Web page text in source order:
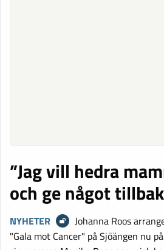
”Jag vill hedra
och ge något
NYHETER
Johanna Roos
"Gala mot Cancer" på Sjöängen nu